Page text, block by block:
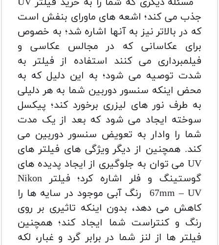
جذب می کند؛ اشعه های ماورای بنفش است
که در بالاتر نیز به آنها اشاره شد؛ به خصوص
برای عکاسانی که در مجالس عکاسی و
فیلمبرداری می کنند استفاده از فیلتر به
شدت توصیه می شود؛ به این دلیل که به
محض اینکه سنسور دوربین شما به هر دلیلی
به طرف نور های لیزری برخورد کند؛ پیکسل
سوخته ایجاد می شود که بعد از یک مدت
شما را وادار به تعویض سنسور دوربین می
کند. همچنین از دیگر ویژگی های فیلتر های
UV می توان به جلوگیری از ایجاد پدیده های
گوستینگ و فلر اشاره کرد؛ فیلتر Nikon
67mm – UV
رنگ آبی موجود در سایه ها را
کاهش می دهد، بدون اینکه تاثیری بر روی
رنگ و کنتراست شما ایجاد کند؛ همچنین
فیلتر ها از لنز شما در برابر گرد و غبار، لکه